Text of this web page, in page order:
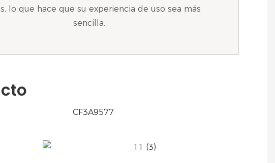
lo que hace que su experiencia de uso sea más
sencilla.